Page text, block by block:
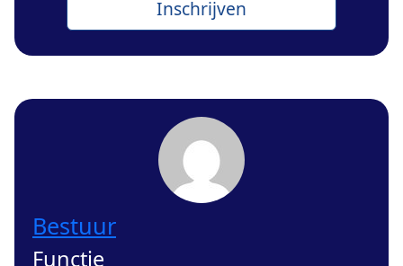
Bestuur
Functie